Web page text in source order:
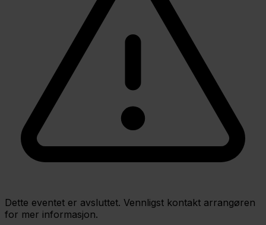
Dette eventet er avsluttet. Vennligst kontakt arrangøren
for mer informasjon.